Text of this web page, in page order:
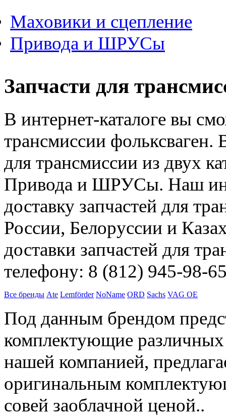
Маховики и сцепление
Привода и ШРУСы
Запчасти для
В интернет-каталоге вы
трансмиссии фольксваген.
для трансмиссии из двух
Привода и ШРУСы. Наш
доставку запчастей для
России, Белоруссии и
доставки запчастей для
телефону: 8 (812) 945-98-
Все бренды Ate Lemförder NoName ORD Sachs VAG OE
Под данным брендом
комплектующие
нашей компанией,
оригинальным
совей заоблачной ценой..